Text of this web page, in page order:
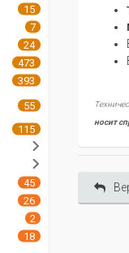
монолитность
носит
15
7
24
473
393
55
115
45
26
2
18